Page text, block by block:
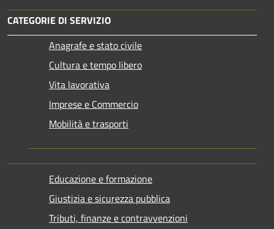
CATEGORIE DI SERVIZIO
Anagrafe e stato civile
Cultura e tempo libero
Vita lavorativa
Imprese e Commercio
Mobilità e trasporti
Educazione e formazione
Giustizia e sicurezza pubblica
Tributi, finanze e contravvenzioni